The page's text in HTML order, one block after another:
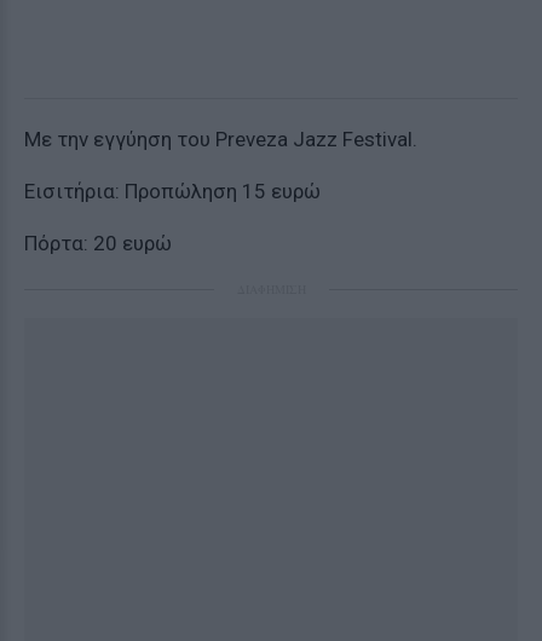
Με την εγγύηση του Preveza Jazz Festival.
Εισιτήρια: Προπώληση 15 ευρώ
Πόρτα: 20 ευρώ